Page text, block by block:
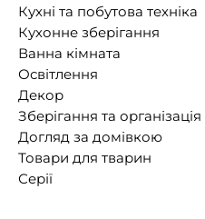
Кухні та побутова техніка
Кухонне зберігання
Ванна кімната
Освітлення
Декор
Зберігання та організація
Догляд за домівкою
Товари для тварин
Серії